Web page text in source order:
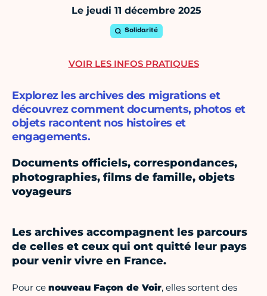
Le jeudi 11 décembre 2025
Solidarité
Explorez les archives des migrations et
découvrez comment documents, photos et
objets racontent nos histoires et
engagements.
Documents officiels, correspondances,
photographies, films de famille, objets
voyageurs
Les archives accompagnent les parcours
de celles et ceux qui ont quitté leur pays
pour venir vivre en France.
Pour ce nouveau Façon de Voir, elles sortent des
VOIR LES INFOS PRATIQUES